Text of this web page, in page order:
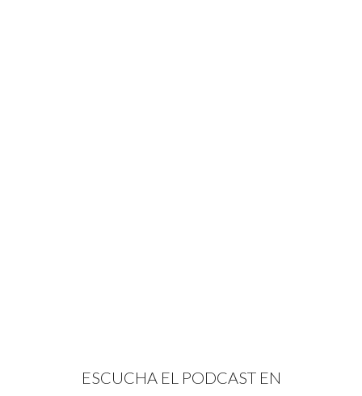
ESCUCHA EL PODCAST EN